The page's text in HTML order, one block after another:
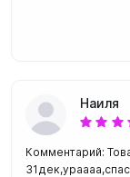
Наиля
Комментарий: